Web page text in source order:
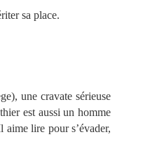
sa place.
une cravate sérieuse
est aussi un homme
aime lire pour s’évader,